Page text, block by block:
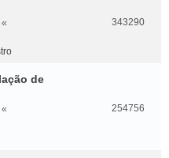
«
343290
de
«
254756